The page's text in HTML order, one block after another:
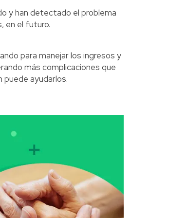
y han detectado el problema
en el futuro.
para manejar los ingresos y
más complicaciones que
ayudarlos.